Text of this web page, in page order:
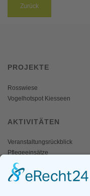
Zurück
PROJEKTE
Rosswiese
Vogelhotspot Kiesseen
AKTIVITÄTEN
Veranstaltungsrückblick
Pflegeeinsätze
AKTIV WERDEN